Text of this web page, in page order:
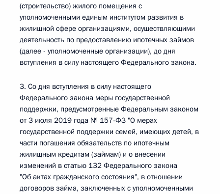
(строительство) жилого помещения с
уполномоченными единым институтом развития в
жилищной сфере организациями, осуществляющими
деятельность по предоставлению ипотечных займов
(далее - уполномоченные организации), до дня
вступления в силу настоящего Федерального закона.
3. Со дня вступления в силу настоящего
Федерального закона меры государственной
поддержки, предусмотренные Федеральным законом
от 3 июля 2019 года № 157-ФЗ "О мерах
государственной поддержки семей, имеющих детей, в
части погашения обязательств по ипотечным
жилищным кредитам (займам) и о внесении
изменений в статью 132 Федерального закона
"Об актах гражданского состояния", в отношении
договоров займа, заключенных с уполномоченными